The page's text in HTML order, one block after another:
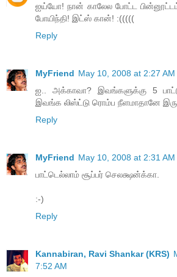
ஐய்யோ! நான் காலேல போட்ட
போயிந்தி! இட்ஸ் கான்! :(((((
Reply
MyFriend May 10, 2008 at 2:27 AM
ஐ.. அக்காவா? இவங்களுக்கு 5
இவங்க லிஸ்ட்டு ரொம்ப நீளமாதானே
Reply
MyFriend May 10, 2008 at 2:31 AM
பாட்டெல்லாம் சூப்பர் செலக்ஷன்க்கா.
:-)
Reply
Kannabiran, Ravi Shankar (KRS)
7:52 AM